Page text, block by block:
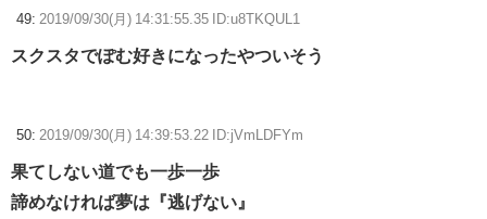
49: 2019/09/30(月) 14:31:55.35 ID:u8TKQUL1
スクスタでぽむ好きになったやついそう
50: 2019/09/30(月) 14:39:53.22 ID:jVmLDFYm
果てしない道でも一歩一歩
諦めなければ夢は『逃げない』